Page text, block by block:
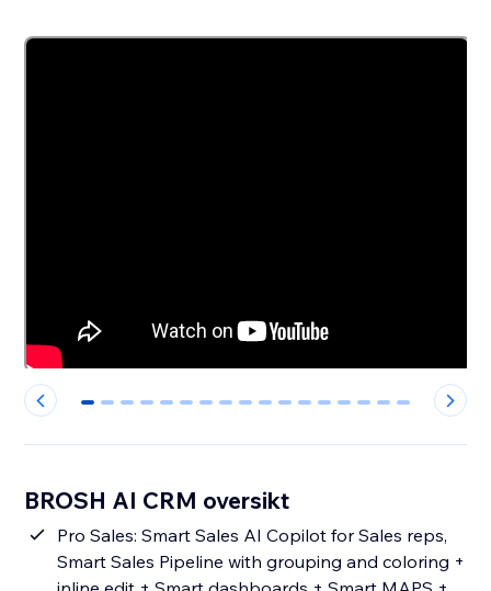
0 1 2 3 4 5 6 7 8 9 10 11 12 13 14 15 16
BROSH AI CRM oversikt
Pro Sales: Smart Sales AI Copilot for Sales reps,
Smart Sales Pipeline with grouping and coloring +